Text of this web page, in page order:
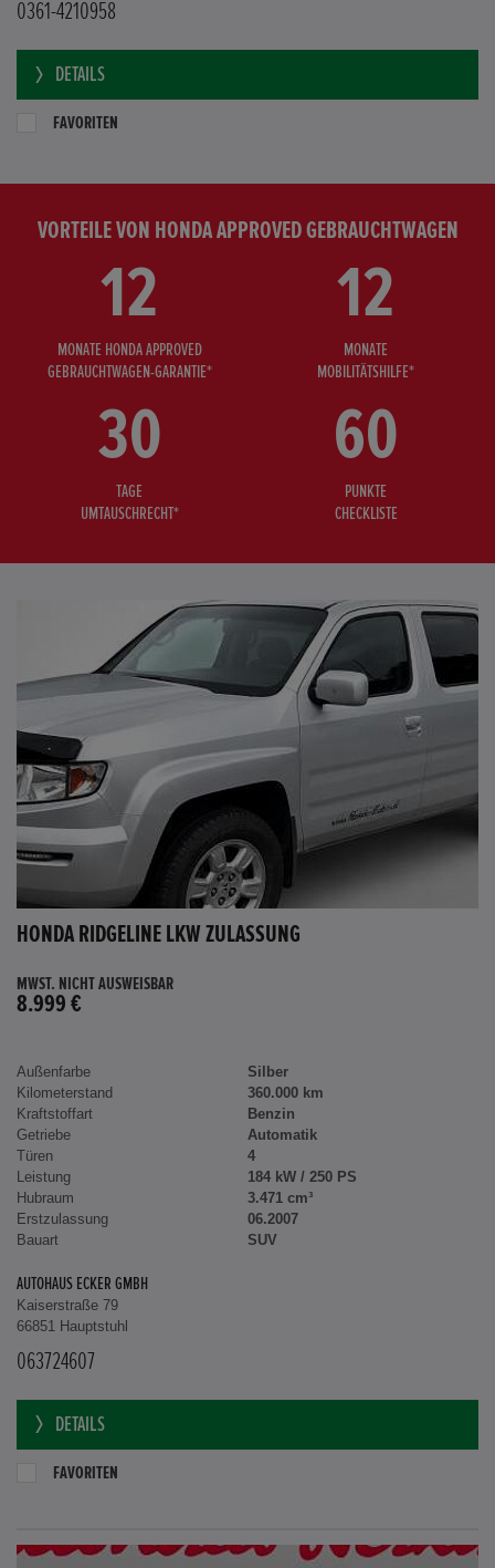
0361-4210958
DETAILS
FAVORITEN
VORTEILE VON HONDA APPROVED GEBRAUCHTWAGEN
12
MONATE HONDA APPROVED
GEBRAUCHTWAGEN-GARANTIE*
12
MONATE
MOBILITÄTSHILFE*
30
TAGE
UMTAUSCHRECHT*
60
PUNKTE
CHECKLISTE
HONDA RIDGELINE LKW ZULASSUNG
MWST. NICHT AUSWEISBAR
8.999 €
Außenfarbe
Silber
Kilometerstand
360.000 km
Kraftstoffart
Benzin
Getriebe
Automatik
Türen
4
Leistung
184 kW / 250 PS
Hubraum
3.471 cm³
Erstzulassung
06.2007
Bauart
SUV
AUTOHAUS ECKER GMBH
Kaiserstraße 79
66851 Hauptstuhl
063724607
DETAILS
FAVORITEN